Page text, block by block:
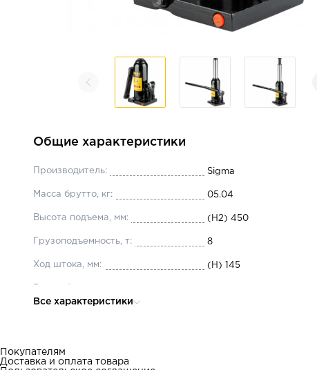
Общие характеристики
Производитель: Sigma
Масса брутто, кг: 05.04
Высота подъема, мм: (H2) 450
Грузоподъемность, т: 8
Ход штока, мм: (H) 145
Все характеристики
Покупателям
Доставка и оплата товара